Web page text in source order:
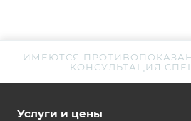
ИМЕЮТСЯ
КОНСУЛЬТАЦИЯ
Услуги и цены